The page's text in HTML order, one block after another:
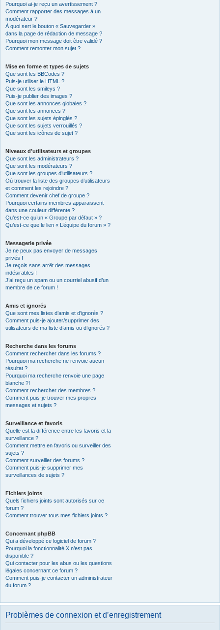
Pourquoi ai-je reçu un avertissement ?
Comment rapporter des messages à un
modérateur ?
À quoi sert le bouton « Sauvegarder »
dans la page de rédaction de message ?
Pourquoi mon message doit être validé ?
Comment remonter mon sujet ?
Mise en forme et types de sujets
Que sont les BBCodes ?
Puis-je utiliser le HTML ?
Que sont les smileys ?
Puis-je publier des images ?
Que sont les annonces globales ?
Que sont les annonces ?
Que sont les sujets épinglés ?
Que sont les sujets verrouillés ?
Que sont les icônes de sujet ?
Niveaux d’utilisateurs et groupes
Que sont les administrateurs ?
Que sont les modérateurs ?
Que sont les groupes d’utilisateurs ?
Où trouver la liste des groupes d’utilisateurs
et comment les rejoindre ?
Comment devenir chef de groupe ?
Pourquoi certains membres apparaissent
dans une couleur différente ?
Qu’est-ce qu’un « Groupe par défaut » ?
Qu’est-ce que le lien « L’équipe du forum » ?
Messagerie privée
Je ne peux pas envoyer de messages
privés !
Je reçois sans arrêt des messages
indésirables !
J’ai reçu un spam ou un courriel abusif d’un
membre de ce forum !
Amis et ignorés
Que sont mes listes d’amis et d’ignorés ?
Comment puis-je ajouter/supprimer des
utilisateurs de ma liste d’amis ou d’ignorés ?
Recherche dans les forums
Comment rechercher dans les forums ?
Pourquoi ma recherche ne renvoie aucun
résultat ?
Pourquoi ma recherche renvoie une page
blanche ?!
Comment rechercher des membres ?
Comment puis-je trouver mes propres
messages et sujets ?
Surveillance et favoris
Quelle est la différence entre les favoris et la
surveillance ?
Comment mettre en favoris ou surveiller des
sujets ?
Comment surveiller des forums ?
Comment puis-je supprimer mes
surveillances de sujets ?
Fichiers joints
Quels fichiers joints sont autorisés sur ce
forum ?
Comment trouver tous mes fichiers joints ?
Concernant phpBB
Qui a développé ce logiciel de forum ?
Pourquoi la fonctionnalité X n’est pas
disponible ?
Qui contacter pour les abus ou les questions
légales concernant ce forum ?
Comment puis-je contacter un administrateur
du forum ?
Problèmes de connexion et d’enregistrement